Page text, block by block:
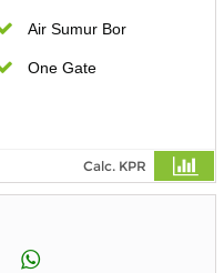
Air Sumur Bor
One Gate
Calc. KPR